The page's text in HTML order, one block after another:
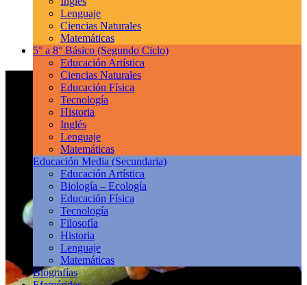
Lenguaje
Ciencias Naturales
Matemáticas
5° a 8° Básico (Segundo Ciclo)
Educación Artística
Ciencias Naturales
Educación Física
Tecnología
Historia
Inglés
Lenguaje
Matemáticas
Educación Media (Secundaria)
Educación Artística
Biología – Ecología
Educación Física
Tecnología
Filosofía
Historia
Lenguaje
Matemáticas
Biografías